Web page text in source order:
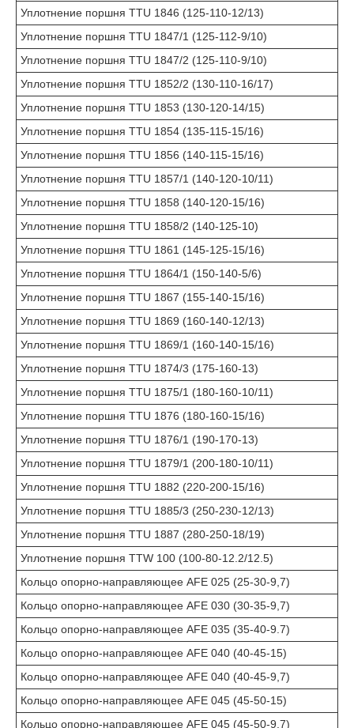
Уплотнение поршня TTU 1846 (125-110-12/13)
Уплотнение поршня TTU 1847/1 (125-112-9/10)
Уплотнение поршня TTU 1847/2 (125-110-9/10)
Уплотнение поршня TTU 1852/2 (130-110-16/17)
Уплотнение поршня TTU 1853 (130-120-14/15)
Уплотнение поршня TTU 1854 (135-115-15/16)
Уплотнение поршня TTU 1856 (140-115-15/16)
Уплотнение поршня TTU 1857/1 (140-120-10/11)
Уплотнение поршня TTU 1858 (140-120-15/16)
Уплотнение поршня TTU 1858/2 (140-125-10)
Уплотнение поршня TTU 1861 (145-125-15/16)
Уплотнение поршня TTU 1864/1 (150-140-5/6)
Уплотнение поршня TTU 1867 (155-140-15/16)
Уплотнение поршня TTU 1869 (160-140-12/13)
Уплотнение поршня TTU 1869/1 (160-140-15/16)
Уплотнение поршня TTU 1874/3 (175-160-13)
Уплотнение поршня TTU 1875/1 (180-160-10/11)
Уплотнение поршня TTU 1876 (180-160-15/16)
Уплотнение поршня TTU 1876/1 (190-170-13)
Уплотнение поршня TTU 1879/1 (200-180-10/11)
Уплотнение поршня TTU 1882 (220-200-15/16)
Уплотнение поршня TTU 1885/3 (250-230-12/13)
Уплотнение поршня TTU 1887 (280-250-18/19)
Уплотнение поршня TTW 100 (100-80-12.2/12.5)
Кольцо опорно-направляющее AFE 025 (25-30-9,7)
Кольцо опорно-направляющее AFE 030 (30-35-9,7)
Кольцо опорно-направляющее AFE 035 (35-40-9.7)
Кольцо опорно-направляющее AFE 040 (40-45-15)
Кольцо опорно-направляющее AFE 040 (40-45-9,7)
Кольцо опорно-направляющее AFE 045 (45-50-15)
Кольцо опорно-направляющее AFE 045 (45-50-9,7)